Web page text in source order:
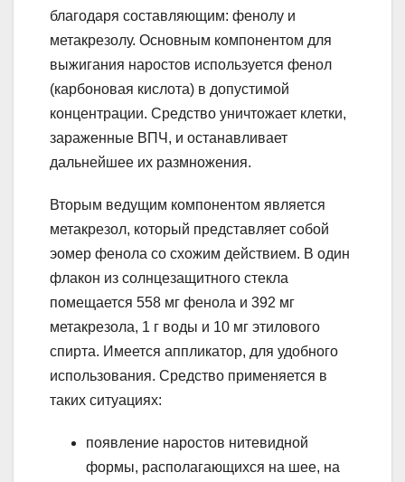
благодаря составляющим: фенолу и
метакрезолу. Основным компонентом для
выжигания наростов используется фенол
(карбоновая кислота) в допустимой
концентрации. Средство уничтожает клетки,
зараженные ВПЧ, и останавливает
дальнейшее их размножения.
Вторым ведущим компонентом является
метакрезол, который представляет собой
эомер фенола со схожим действием. В один
флакон из солнцезащитного стекла
помещается 558 мг фенола и 392 мг
метакрезола, 1 г воды и 10 мг этилового
спирта. Имеется аппликатор, для удобного
использования. Средство применяется в
таких ситуациях:
появление наростов нитевидной
формы, располагающихся на шее, на